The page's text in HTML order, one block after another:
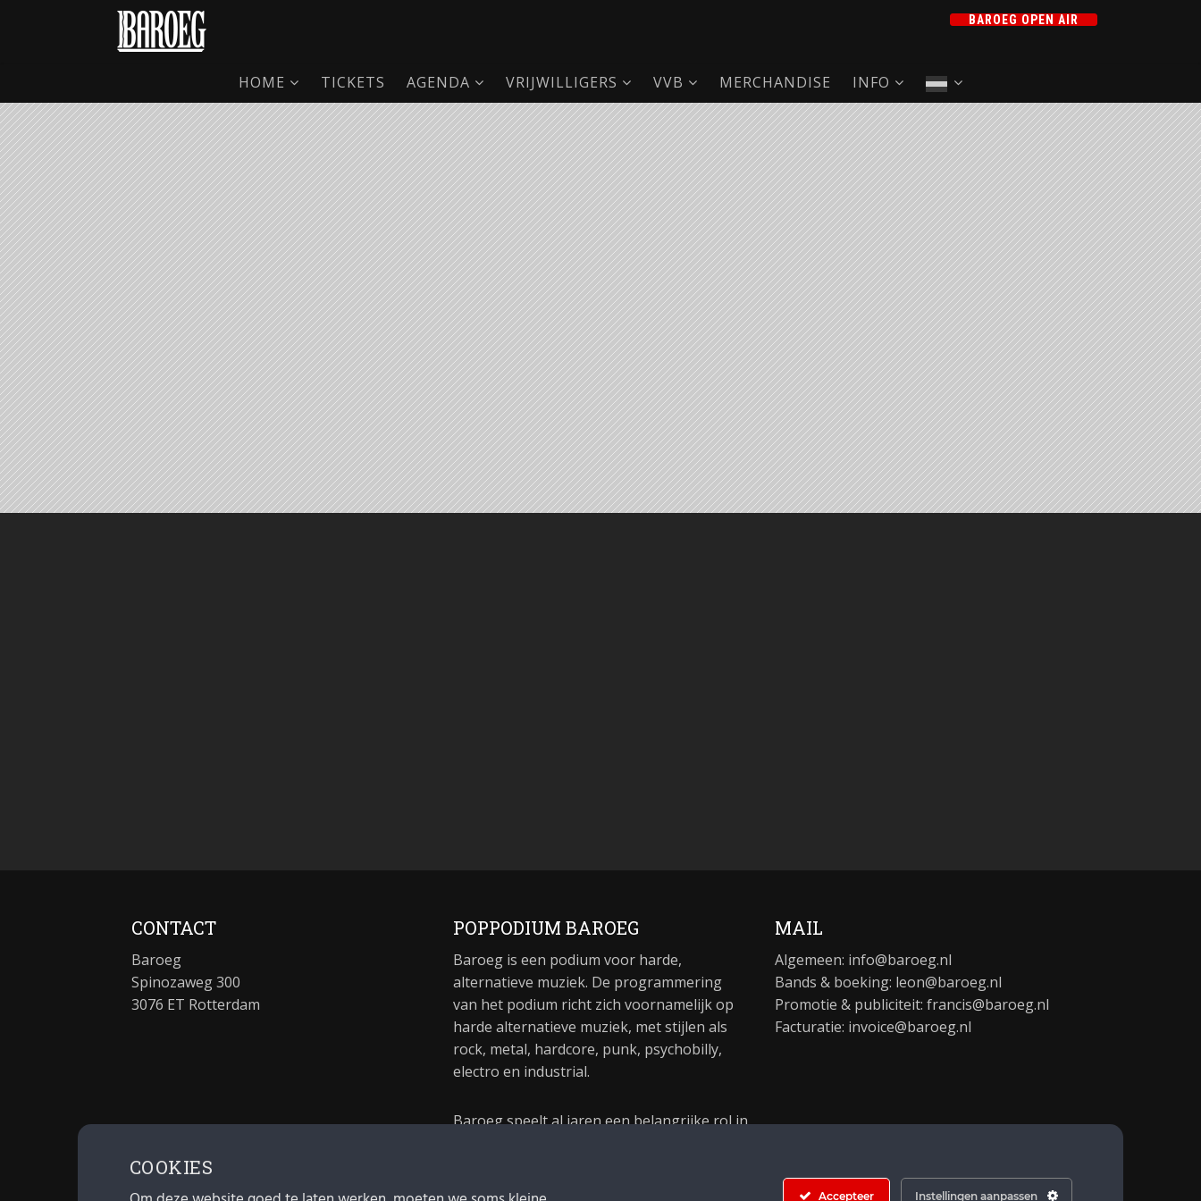
BAROEG OPEN AIR
HOME TICKETS AGENDA VRIJWILLIGERS VVB MERCHANDISE INFO
CONTACT
Baroeg
Spinozaweg 300
3076 ET Rotterdam
POPPODIUM BAROEG
Baroeg is een podium voor harde,
alternatieve muziek. De programmering
van het podium richt zich voornamelijk op
harde alternatieve muziek, met stijlen als
rock, metal, hardcore, punk, psychobilly,
electro en industrial.
Baroeg speelt al jaren een belangrijke rol in
MAIL
Algemeen: info@baroeg.nl
Bands & boeking: leon@baroeg.nl
Promotie & publiciteit: francis@baroeg.nl
Facturatie: invoice@baroeg.nl
COOKIES
Accepteer Instellingen aanpassen